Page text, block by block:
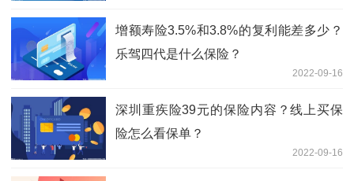
增额寿险3.5%和3.8%的复利能差多少？
乐驾四代是什么保险？
2022-09-16
深圳重疾险39元的保险内容？线上买保
险怎么看保单？
2022-09-16